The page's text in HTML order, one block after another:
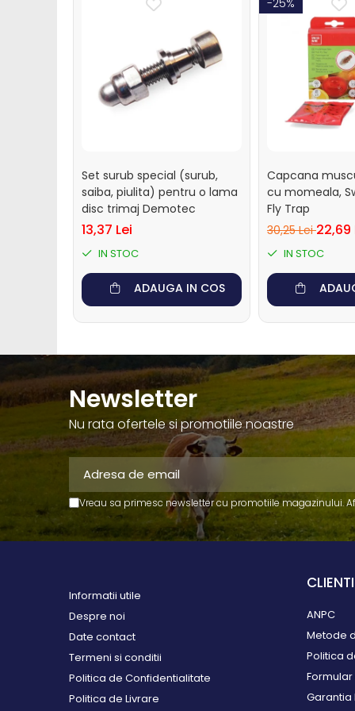
Bolusuri si minerale
Contentionare animale
Echipamente
multifunctionale
Fronturi de furajare
Silozuri cereale
Utilaje furajare
monitorizare
Accesorii identificare animale
Curele si numere
Vopsele, sprayuri, markere
Roboti ferma
Automate alaptare
Roboti de muls
Sanatate si confort
animale
Pardoseli beton
Perii de scarpinat
Saltele si covoare
Separatoare de cusete
Ventilatie si climatizare
Set surub special (surub,
saiba, piulita) pentru o lama
disc trimaj Demotec
13,37 Lei
IN STOC
ADAUGA IN COS
-25%
Capcana
cu momeala,
Fly Trap
30,25 Lei22,69
IN STOC
Newsletter
Nu rata ofertele si promotiile noastre
Vreau sa primesc newsletter cu promotiile magazinului.
Informatii utile
Despre noi
Date contact
Termeni si conditii
Politica de Confidentialitate
Politica de Livrare
CLIENTI
ANPC
Metode
Politica
Garantia